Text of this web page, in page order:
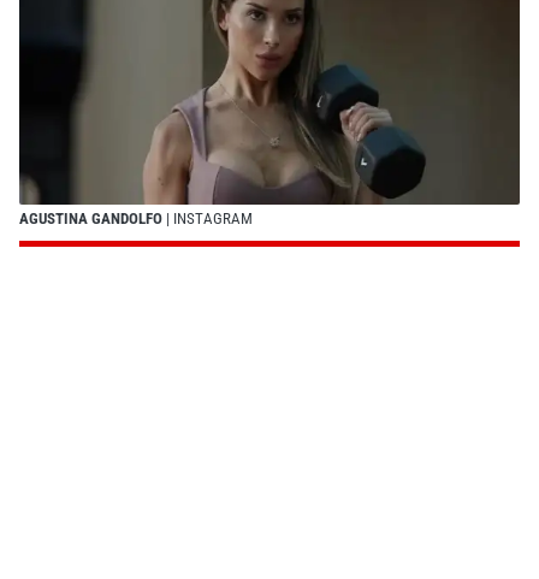
AGUSTINA GANDOLFO | INSTAGRAM